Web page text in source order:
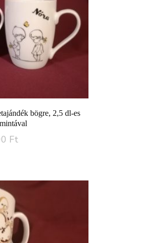
bögre, 2,5 dl-es
Ft